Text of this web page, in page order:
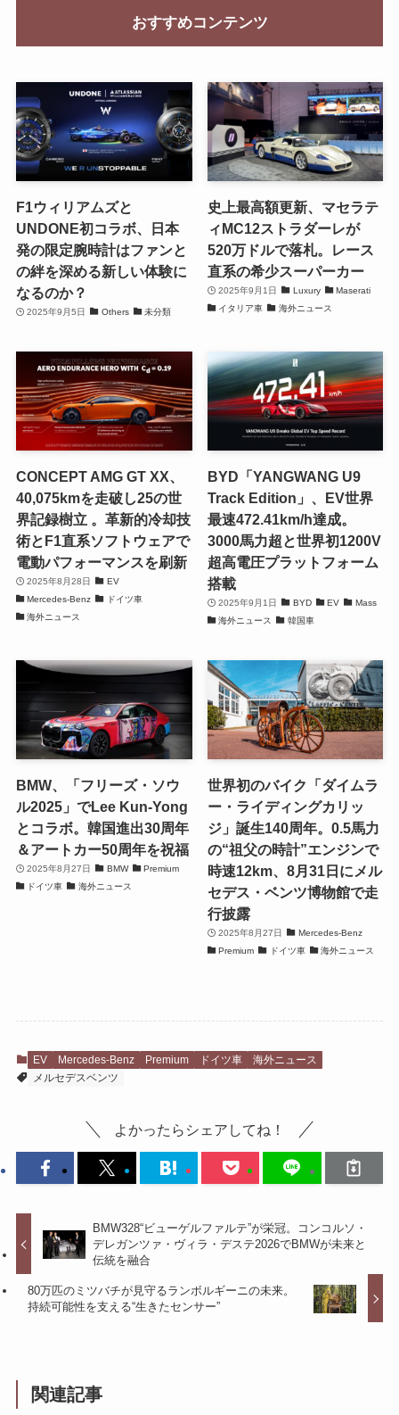
おすすめコンテンツ
F1ウィリアムズと
UNDONE初コラボ、日本
発の限定腕時計はファンと
の絆を深める新しい体験に
なるのか？
2025年9月5日 Others 未分類
史上最高額更新、マセラテ
ィMC12ストラダーレが
520万ドルで落札。レース
直系の希少スーパーカー
2025年9月1日 Luxury
Maserati
イタリア車
海外ニュース
CONCEPT AMG GT XX、
40,075kmを走破し25の世
界記録樹立 。革新的冷却技
術とF1直系ソフトウェアで
電動パフォーマンスを刷新
2025年8月28日
EV
Mercedes-Benz
ドイツ車
海外ニュース
BYD「YANGWANG U9
Track Edition」、EV世界
最速472.41km/h達成。
3000馬力超と世界初1200V
超高電圧プラットフォーム
搭載
2025年9月1日 BYD EV
Mass
海外ニュース
韓国車
BMW、「フリーズ・ソウ
ル2025」でLee Kun-Yong
とコラボ。韓国進出30周年
＆アートカー50周年を祝福
2025年8月27日 BMW
Premium
ドイツ車
海外ニュース
世界初のバイク「ダイムラ
ー・ライディングカリッ
ジ」誕生140周年。0.5馬力
の“祖父の時計”エンジンで
時速12km、8月31日にメル
セデス・ベンツ博物館で走
行披露
2025年8月27日
Mercedes-Benz
Premium
ドイツ車 海外ニュース
EV Mercedes-Benz Premium ドイツ車
海外ニュース
メルセデスベンツ
よかったらシェアしてね！
BMW328“ビューゲルファルテ”が栄冠。コンコルソ・
デレガンツァ・ヴィラ・デステ2026でBMWが未来と
伝統を融合
80万匹のミツバチが見守るランボルギーニの未来。
持続可能性を支える“生きたセンサー”
関連記事